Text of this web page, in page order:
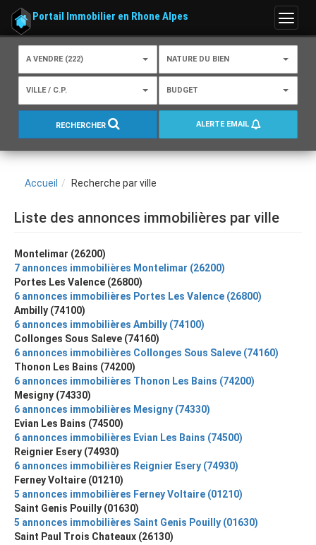
Menu
Portail Immobilier en Rhone Alpes
A VENDRE (222) NATURE DU BIEN
VILLE / C.P. BUDGET
RECHERCHER ALERTE EMAIL
Accueil Recherche par ville
Liste des annonces immobilières par ville
Montelimar (26200)
7 annonces immobilières Montelimar (26200)
Portes Les Valence (26800)
6 annonces immobilières Portes Les Valence (26800)
Ambilly (74100)
6 annonces immobilières Ambilly (74100)
Collonges Sous Saleve (74160)
6 annonces immobilières Collonges Sous Saleve (74160)
Thonon Les Bains (74200)
6 annonces immobilières Thonon Les Bains (74200)
Mesigny (74330)
6 annonces immobilières Mesigny (74330)
Evian Les Bains (74500)
6 annonces immobilières Evian Les Bains (74500)
Reignier Esery (74930)
6 annonces immobilières Reignier Esery (74930)
Ferney Voltaire (01210)
5 annonces immobilières Ferney Voltaire (01210)
Saint Genis Pouilly (01630)
5 annonces immobilières Saint Genis Pouilly (01630)
Saint Paul Trois Chateaux (26130)